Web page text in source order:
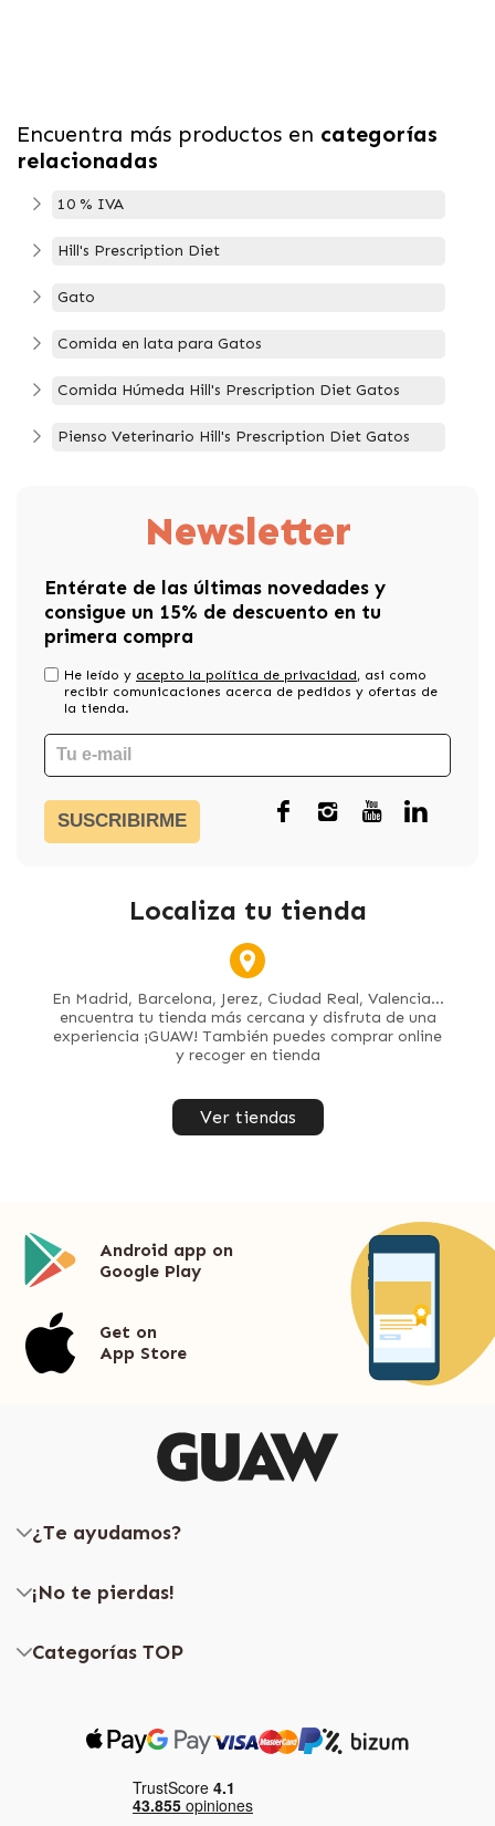
Encuentra más productos en categorías
relacionadas
10 % IVA
Hill's Prescription Diet
Gato
Comida en lata para Gatos
Comida Húmeda Hill's Prescription Diet Gatos
Pienso Veterinario Hill's Prescription Diet Gatos
Newsletter
Entérate de las últimas novedades y
consigue un 15% de descuento en tu
primera compra
He leído y acepto la política de privacidad, asi como
recibir comunicaciones acerca de pedidos y ofertas de
la tienda.
SUSCRIBIRME
Localiza tu tienda
En Madrid, Barcelona, Jerez, Ciudad Real, Valencia...
encuentra tu tienda más cercana y disfruta de una
experiencia ¡GUAW! También puedes comprar online
y recoger en tienda
Ver tiendas
Android app on
Google Play
Get on
App Store
¿Te ayudamos?
¡No te pierdas!
Categorías TOP